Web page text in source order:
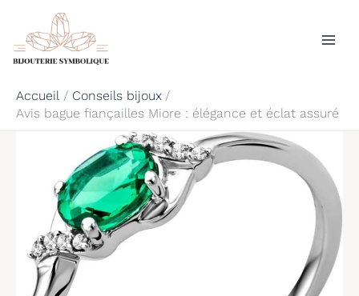
contenu
Accueil
Conseils bijoux
Avis bague fiançailles Miore : élégance et éclat assuré
Rechercher